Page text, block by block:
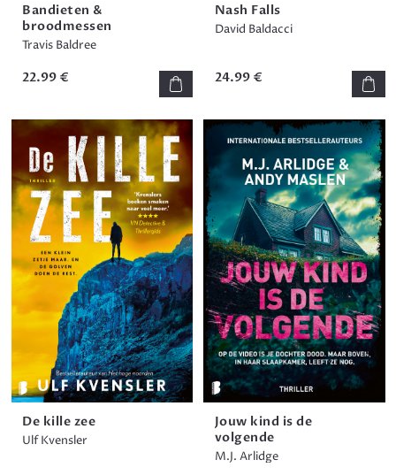
Bandieten &
broodmessen
Travis Baldree
22.99 €
Nash Falls
David Baldacci
24.99 €
De kille zee
Ulf Kvensler
Jouw kind is de
volgende
M.J. Arlidge